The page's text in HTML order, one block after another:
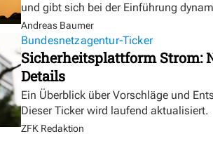
und gibt sich bei der Einführung
Andreas Baumer
Bundesnetzagentur-Ticker
Sicherheitsplattform Strom:
Details
Ein Überblick über Vorschläge und
Dieser Ticker wird laufend aktualisiert.
ZFK Redaktion